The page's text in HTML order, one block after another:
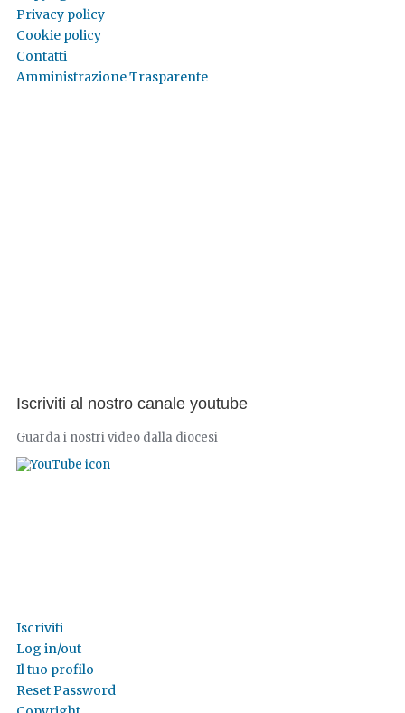
Privacy policy
Cookie policy
Contatti
Amministrazione Trasparente
Iscriviti al nostro canale youtube
Guarda i nostri video dalla diocesi
Iscriviti
Log in/out
Il tuo profilo
Reset Password